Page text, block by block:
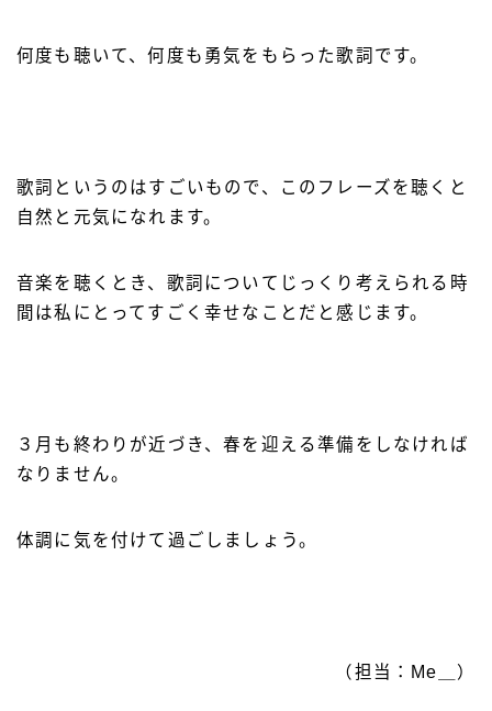
何度も聴いて、何度も勇気をもらった歌詞です。
歌詞というのはすごいもので、このフレーズを聴くと
自然と元気になれます。
音楽を聴くとき、歌詞についてじっくり考えられる時
間は私にとってすごく幸せなことだと感じます。
３月も終わりが近づき、春を迎える準備をしなければ
なりません。
体調に気を付けて過ごしましょう。
（担当：Me＿）